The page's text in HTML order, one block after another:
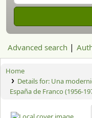
Advanced search
Home
Details for: Una
España de Franco (1956-